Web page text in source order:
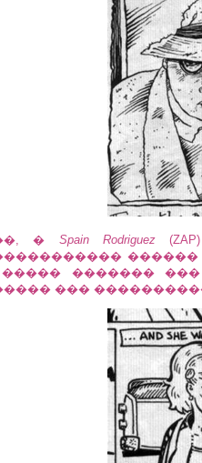
� Spain Rodriguez
������� ���
���